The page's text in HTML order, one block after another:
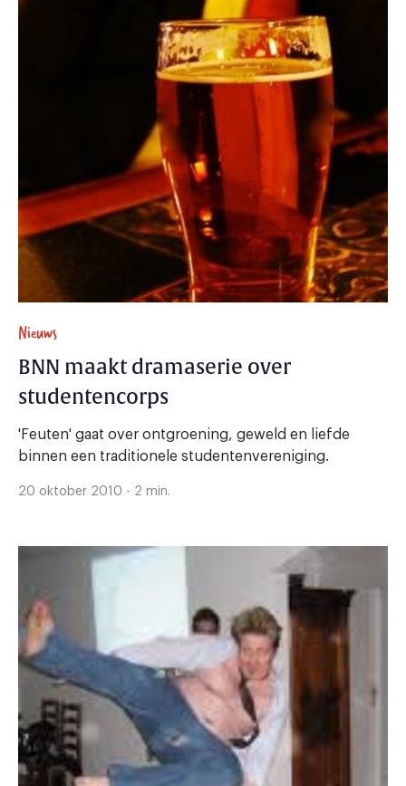
Nieuws
BNN maakt dramaserie over
studentencorps
'Feuten' gaat over ontgroening, geweld en liefde
binnen een traditionele studentenvereniging.
20 oktober 2010 - 2 min.